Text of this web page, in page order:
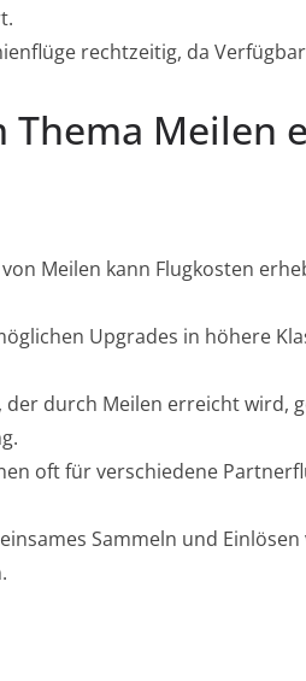
rechtzeitig, da
Thema Meilen
von Meilen kann Flugkosten
Upgrades in höhere
der durch Meilen erreicht wird,
oft für verschiedene
Sammeln und